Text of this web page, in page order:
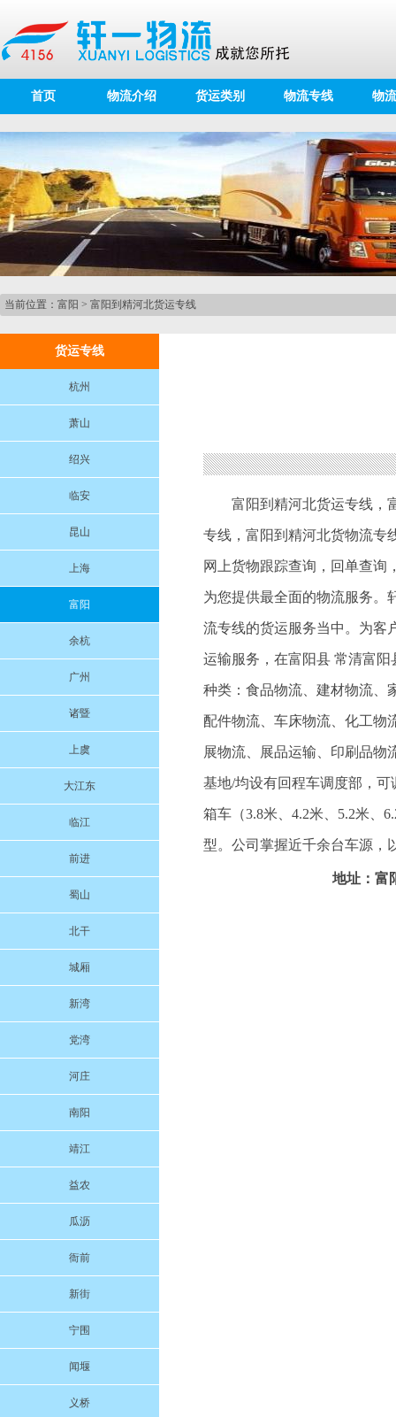
首页 物流介绍 货运类别 物流专线 物
当前位置： 富阳 > 富阳到精河北货运专线
货运专线
杭州
萧山
绍兴
临安
昆山
上海
富阳
余杭
广州
诸暨
上虞
大江东
临江
前进
蜀山
北干
城厢
新湾
党湾
河庄
南阳
靖江
益农
瓜沥
衙前
新街
宁围
闻堰
义桥
富阳到精河北货运专线 ，
专线 ， 富阳到精河北货物流专
网上货物跟踪查询，回单查询
为您提供最全面的物流服务。
流专线的货运服务当中。为客
运输服务，在富阳县 常清富
种类：食品物流、建材物流、
配件物流、车床物流、化工物
展物流、展品运输、印刷品物
基地/均设有回程车调度部，
箱车（3.8米、4.2米、5.2米、
型。公司掌握近千余台车源，
地址：富